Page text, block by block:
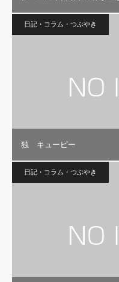
日記・コラム・つぶやき
独 キューピー
日記・コラム・つぶやき